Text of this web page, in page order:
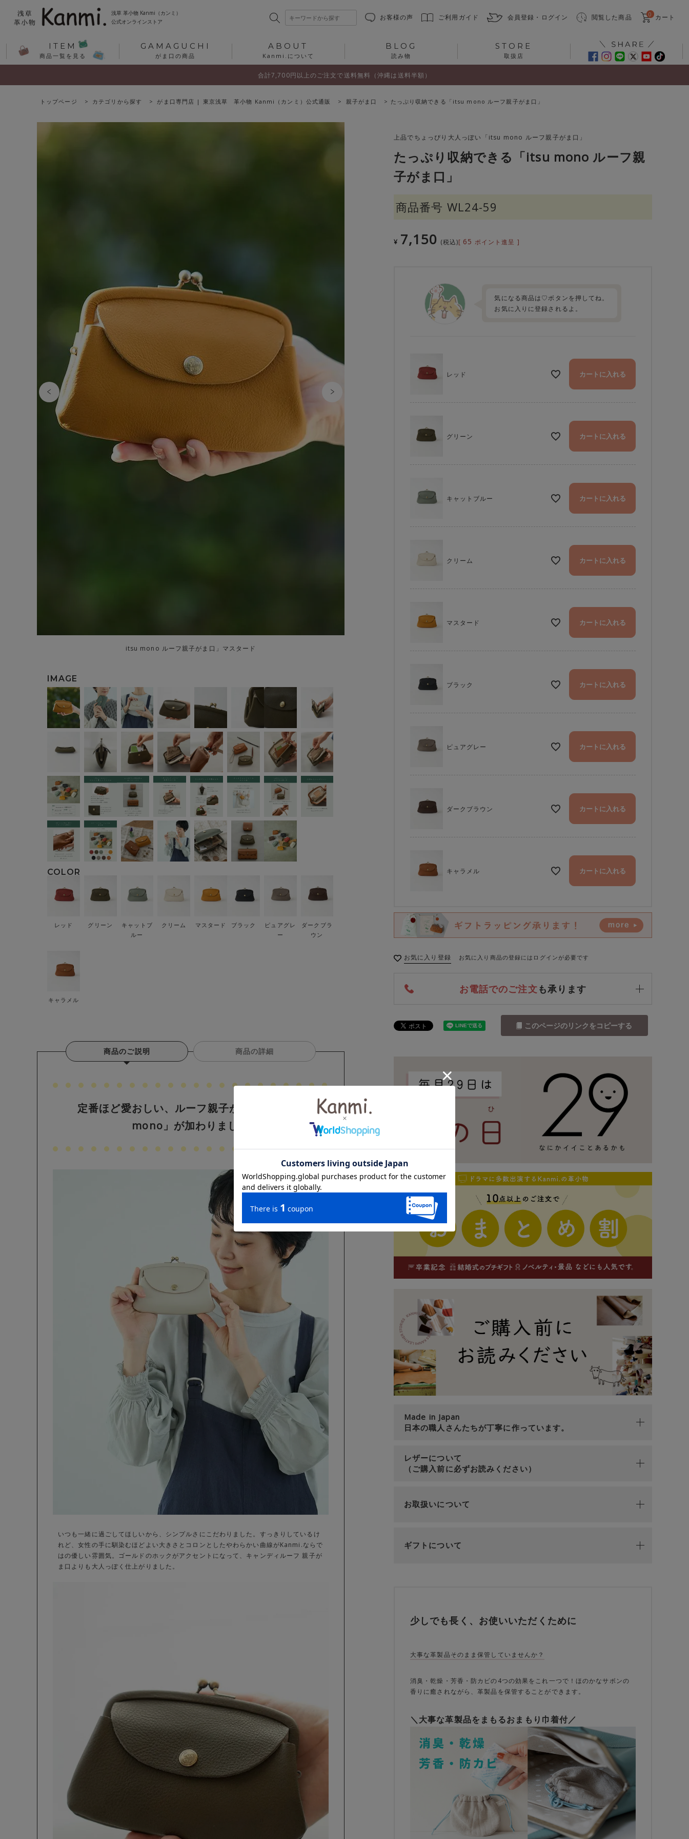
浅草 革小物 Kanmi（カンミ）
公式オンラインストア
お客様の声 ご利用ガイド 会員登録・ログイン 閲覧した商品 0 カート
ITEM
商品一覧を見る
GAMAGUCHI
がま口の商品
ABOUT
Kanmi.について
BLOG
読み物
STORE
取扱店
合計7,700円以上のご注文で送料無料（沖縄は送料半額）
トップページ カテゴリから探す がま口専門店 | 東京浅草 革小物 Kanmi（カンミ）公式通販 親子がま口 たっぷり収納できる「itsu mono ルーフ親子がま口」
itsu mono ルーフ親子がま口」マスタード
レッド グリーン
キャットブ
ルー
クリーム マスタード ブラック
ピュアグレ
ー
ダークブラ
ウン
キャラメル
商品のご説明 商品の詳細
定番ほど愛おしい、ルーフ親子がま口に「itsu
mono」が加わりました
いつも一緒に過ごしてほしいから、シンプルさにこだわりました。すっきりしているけ
れど、女性の手に馴染むほどよい大きさとコロンとしたやわらかい曲線がKanmi.ならで
はの優しい雰囲気。ゴールドのホックがアクセントになって、キャンディルーフ 親子が
ま口よりも大人っぽく仕上がりました。
上品でちょっぴり大人っぽい「itsu mono ルーフ親子がま口」
たっぷり収納できる「itsu mono ルーフ親
子がま口」
商品番号 WL24-59
¥ 7,150 税込 [ 65 ポイント進呈 ]
気になる商品は♡ボタンを押してね。
お気に入りに登録されるよ。
レッド カートに入れる
グリーン カートに入れる
キャットブルー カートに入れる
クリーム カートに入れる
マスタード カートに入れる
ブラック カートに入れる
ピュアグレー カートに入れる
ダークブラウン カートに入れる
キャラメル カートに入れる
お気に入り登録 お気に入り商品の登録にはログインが必要です
お電話でのご注文も承ります
このページのリンクをコピーする
Made in Japan
日本の職人さんたちが丁寧に作っています。
レザーについて
（ご購入前に必ずお読みください）
お取扱いについて
ギフトについて
少しでも長く、お使いいただくために
大事な革製品そのまま保管していませんか？
消臭・乾燥・芳香・防カビの4つの効果をこれ一つで！ほのかなサボンの
香りに癒されながら、革製品を保管することができます。
＼大事な革製品をまもるおまもり巾着付／